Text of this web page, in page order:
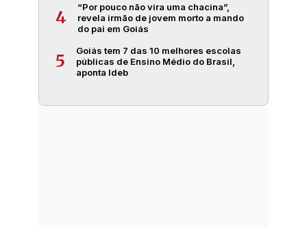
4
“Por pouco não vira uma chacina”,
revela irmão de jovem morto a mando
do pai em Goiás
5
Goiás tem 7 das 10 melhores escolas
públicas de Ensino Médio do Brasil,
aponta Ideb